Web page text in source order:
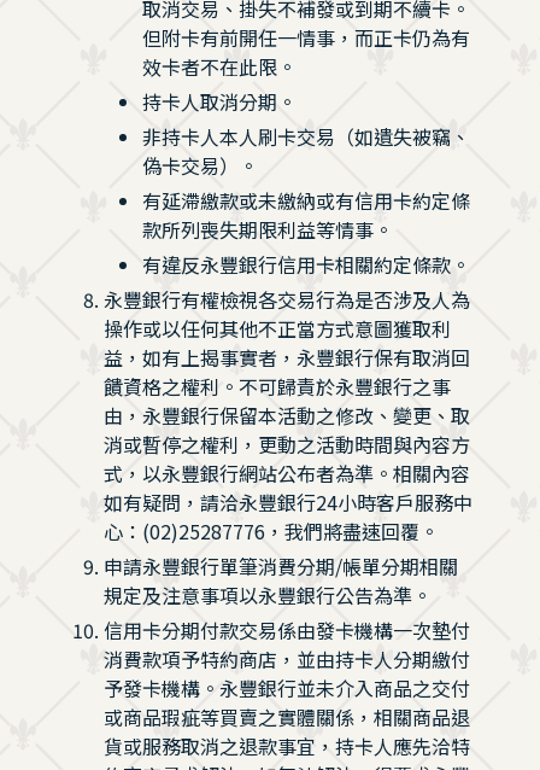
取消交易、掛失不補發或到期不續卡。
但附卡有前開任一情事，而正卡仍為有
效卡者不在此限。
持卡人取消分期。
非持卡人本人刷卡交易（如遺失被竊、
偽卡交易）。
有延滯繳款或未繳納或有信用卡約定條
款所列喪失期限利益等情事。
有違反永豐銀行信用卡相關約定條款。
永豐銀行有權檢視各交易行為是否涉及人為
操作或以任何其他不正當方式意圖獲取利
益，如有上揭事實者，永豐銀行保有取消回
饋資格之權利。不可歸責於永豐銀行之事
由，永豐銀行保留本活動之修改、變更、取
消或暫停之權利，更動之活動時間與內容方
式，以永豐銀行網站公布者為準。相關內容
如有疑問，請洽永豐銀行24小時客戶服務中
心：(02)25287776，我們將盡速回覆。
申請永豐銀行單筆消費分期/帳單分期相關
規定及注意事項以永豐銀行公告為準。
信用卡分期付款交易係由發卡機構一次墊付
消費款項予特約商店，並由持卡人分期繳付
予發卡機構。永豐銀行並未介入商品之交付
或商品瑕疵等買賣之實體關係，相關商品退
貨或服務取消之退款事宜，持卡人應先洽特